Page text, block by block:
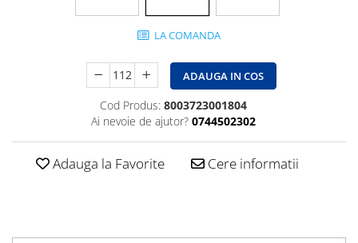
LA COMANDA
ADAUGA IN COS
Cod Produs: 8003723001804
Ai nevoie de ajutor? 0744502302
Adauga la Favorite Cere informatii